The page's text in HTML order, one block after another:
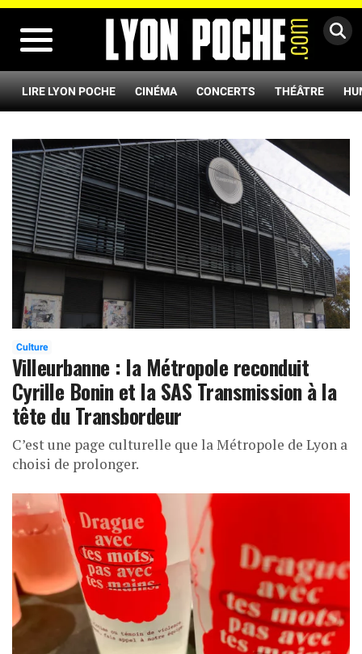
LIRE LYON POCHE CINÉMA CONCERTS THÉÂTRE
Culture
Villeurbanne : la Métropole reconduit
Cyrille Bonin et la SAS Transmission à la
tête du Transbordeur
C’est une page culturelle que la Métropole de Lyon a
choisi de prolonger.